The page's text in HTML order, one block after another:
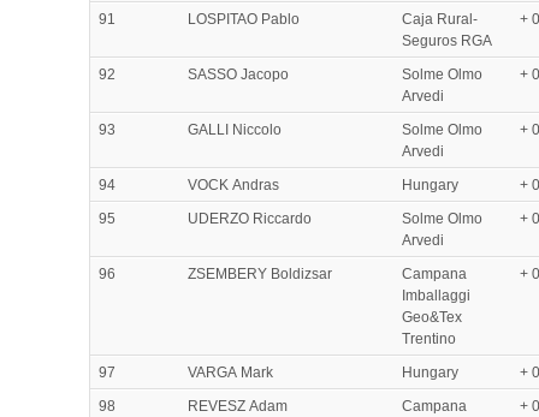
91
LOSPITAO Pablo
Caja Rural-
Seguros RGA
+
92 SASSO Jacopo
Solme Olmo
Arvedi
+
93 GALLI Niccolo
Solme Olmo
Arvedi
+
94 VOCK Andras Hungary
+
95
UDERZO Riccardo
Solme Olmo
Arvedi
+
96 ZSEMBERY Boldizsar
Campana
Imballaggi
Geo&Tex
Trentino
+
97 VARGA Mark Hungary
+
98
REVESZ Adam
Campana
+